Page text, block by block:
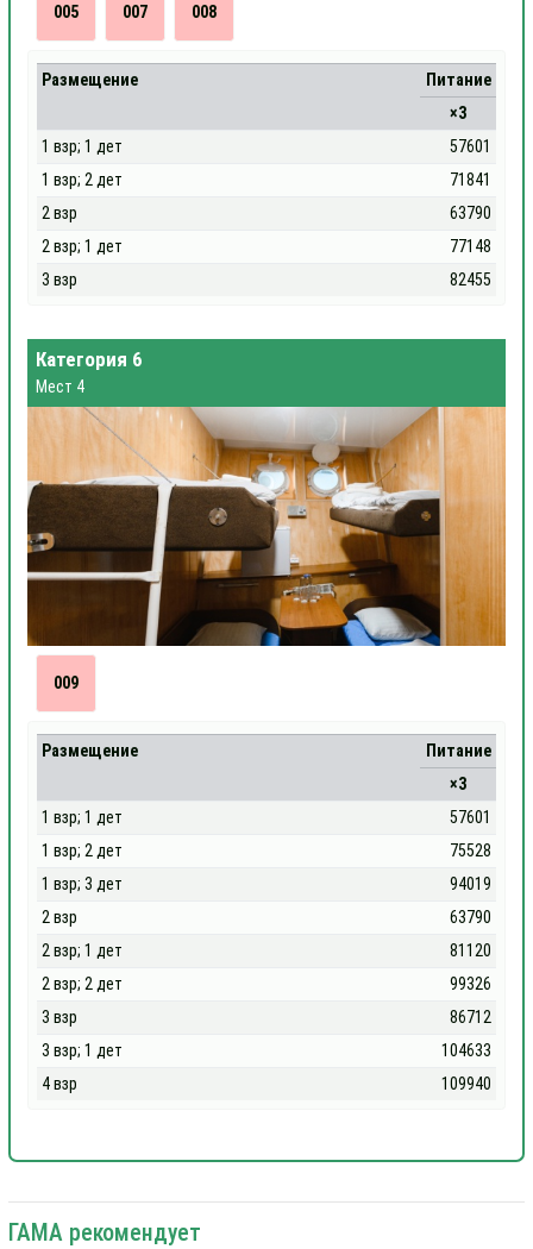
005 007 008
Размещение
Питание
×3
1 взр; 1 дет
57601
1 взр; 2 дет
71841
2 взр
63790
2 взр; 1 дет
77148
3 взр
82455
Категория 6
Мест 4
009
Размещение
Питание
×3
1 взр; 1 дет
57601
1 взр; 2 дет
75528
1 взр; 3 дет
94019
2 взр
63790
2 взр; 1 дет
81120
2 взр; 2 дет
99326
3 взр
86712
3 взр; 1 дет
104633
4 взр
109940
ГАМА рекомендует